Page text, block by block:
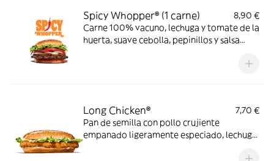
Spicy Whopper® (1 carne)
8,90 €
Carne 100% vacuno, lechuga y tomate de la
huerta, suave cebolla, pepinillos y salsa
Long Chicken®
7,70 €
Pan de semilla con pollo crujiente
empanado ligeramente especiado, lechuga